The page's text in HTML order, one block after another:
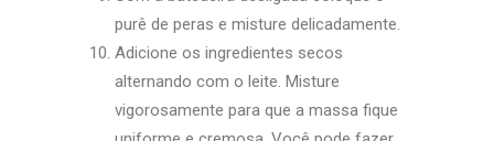
purê de peras e misture delicadamente.
Adicione os ingredientes secos
alternando com o leite. Misture
vigorosamente para que a massa fique